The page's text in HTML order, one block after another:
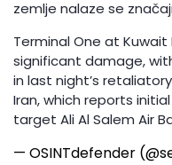
zemlje nalaze se
Terminal One at
significant damage,
in last night’s
Iran, which reports
target Ali Al Salem Air
— OSINTdefender